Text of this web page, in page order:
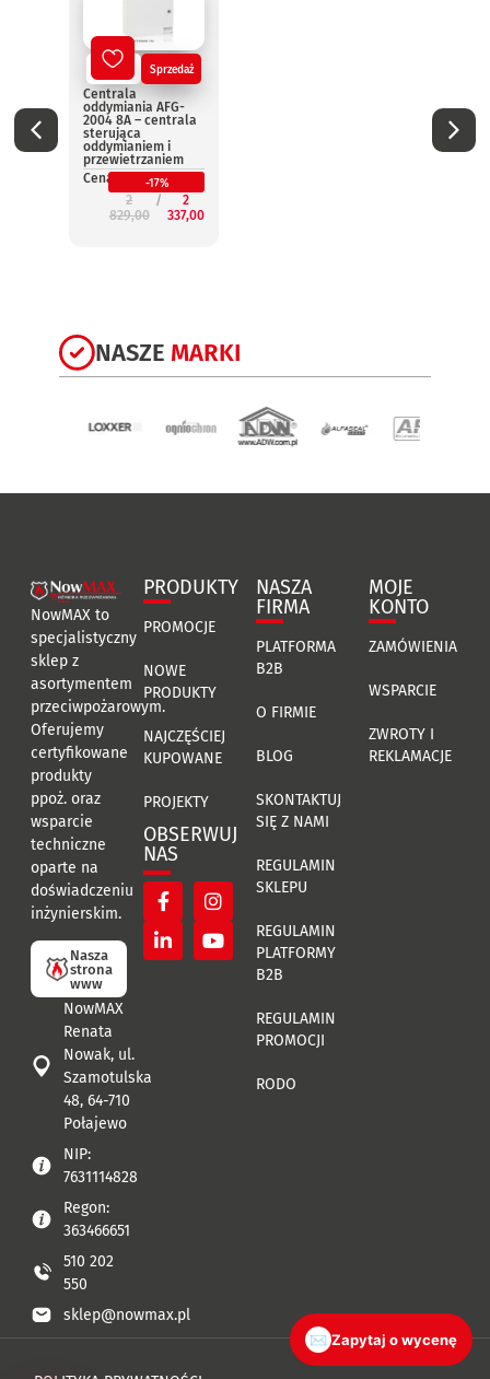
Nowy Sprzedaż
Centrala
oddymiania AFG-
2004 8A – centrala
sterująca
oddymianiem i
przewietrzaniem
Cena:
-17%
2
829,00
2
337,00
NASZE MARKI
NowMAX to
specjalistyczny
sklep z
asortymentem
przeciwpożarowym.
Oferujemy
certyfikowane
produkty
ppoż. oraz
wsparcie
techniczne
oparte na
doświadczeniu
inżynierskim.
Nasza
strona
www
NowMAX
Renata
Nowak, ul.
Szamotulska
48, 64-710
Połajewo
NIP:
7631114828
Regon:
363466651
510 202
550
sklep@nowmax.pl
PRODUKTY
PROMOCJE
NOWE
PRODUKTY
NAJCZĘŚCIEJ
KUPOWANE
PROJEKTY
OBSERWUJ
NAS
NASZA
FIRMA
PLATFORMA
B2B
O FIRMIE
BLOG
SKONTAKTUJ
SIĘ Z NAMI
REGULAMIN
SKLEPU
REGULAMIN
PLATFORMY
B2B
REGULAMIN
PROMOCJI
RODO
MOJE
KONTO
ZAMÓWIENIA
WSPARCIE
ZWROTY I
REKLAMACJE
✉ Zapytaj o wycenę